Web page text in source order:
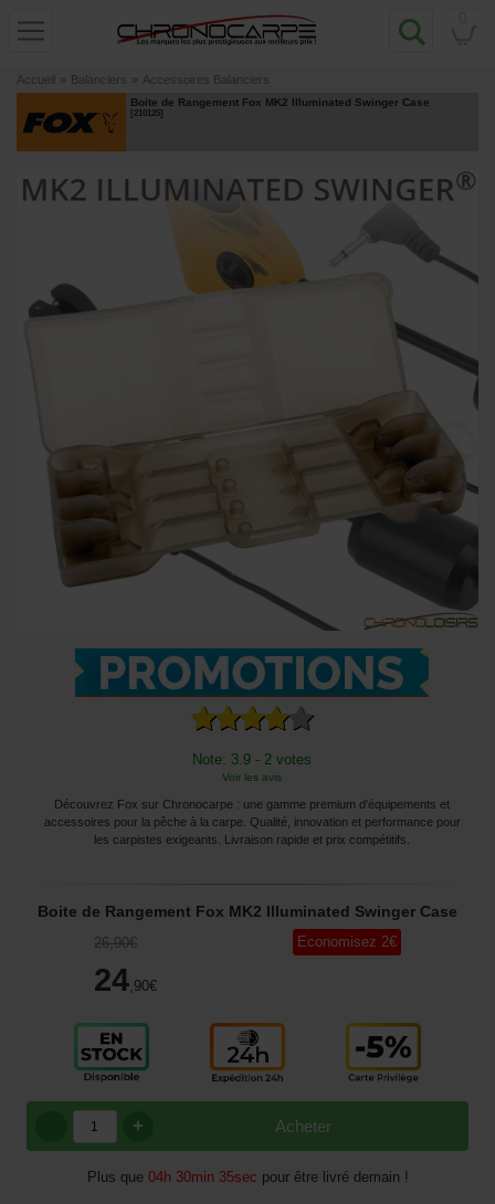
Accueil » Balanciers » Accessoires Balanciers
Boite de Rangement Fox MK2 Illuminated Swinger Case
[210125]
Note: 3.9 - 2 votes
Voir les avis
Découvrez Fox sur Chronocarpe : une gamme premium d'équipements et
accessoires pour la pêche à la carpe. Qualité, innovation et performance pour
les carpistes exigeants. Livraison rapide et prix compétitifs.
Boite de Rangement Fox MK2 Illuminated Swinger Case
26,90€
24 ,90€
Economisez 2€
Acheter
+
Plus que 04h 30min 35sec pour être livré demain !